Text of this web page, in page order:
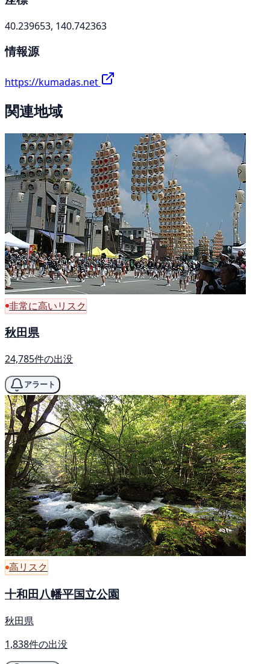
40.239653, 140.742363
情報源
https://kumadas.net
関連地域
非常に高いリスク
秋田県
24,785件の出没
アラート
高リスク
十和田八幡平国立公園
秋田県
1,838件の出没